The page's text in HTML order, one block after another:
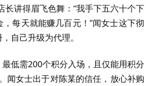
长讲得眉飞色舞：“我手下五六十个下
每天就能赚几百元！”闻女士这下彻
自己升级为代理。
低需200个积分入场，且仅能用积分
闻女士出于对陈某的信任，放心补购